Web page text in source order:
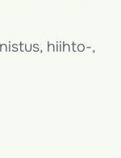
hiihto-,